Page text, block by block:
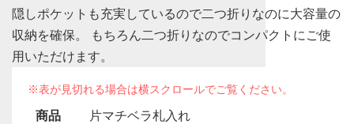
隠しポケットも充実しているので二つ折りなのに大容量の
収納を確保。 もちろん二つ折りなのでコンパクトにご使
用いただけます。
商品 片マチベラ札入れ